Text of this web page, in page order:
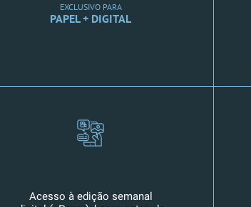
EXCLUSIVO PARA
PAPEL + DIGITAL
Acesso à edição semanal